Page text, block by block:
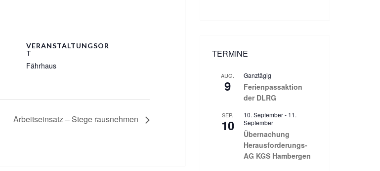
VERANSTALTUNGSOR
T
Fährhaus
Arbeitseinsatz – Stege rausnehmen
TERMINE
AUG.
9
Ganztägig
Ferienpassaktion
der DLRG
SEP.
10
10. September- 11.
September
Übernachung
Herausforderungs-
AG KGS Hambergen